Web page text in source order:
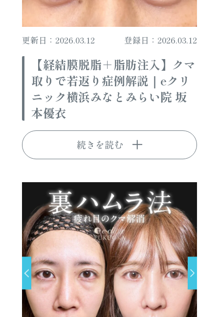
更新日：2026.03.12 登録日：2026.03.12
【経結膜脱脂＋脂肪注入】クマ
取りで若返り症例解説｜eクリ
ニック横浜みなとみらい院 坂
本優衣
続きを読む